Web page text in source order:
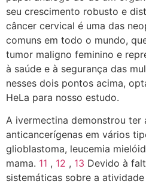
seu crescimento robusto e
câncer cervical é uma das
comuns em todo o mundo,
tumor maligno feminino e
à saúde e à segurança das
nesses dois pontos acima,
HeLa para nosso estudo.
A ivermectina demonstrou ter
anticancerígenas em vários
glioblastoma, leucemia
mama. 11 , 12 , 13 Devido à
sistemáticas sobre a